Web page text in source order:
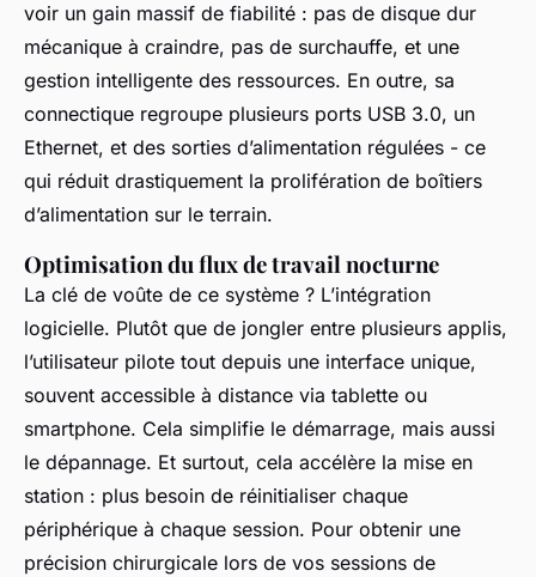
voir un gain massif de fiabilité : pas de disque dur
mécanique à craindre, pas de surchauffe, et une
gestion intelligente des ressources. En outre, sa
connectique regroupe plusieurs ports USB 3.0, un
Ethernet, et des sorties d’alimentation régulées - ce
qui réduit drastiquement la prolifération de boîtiers
d’alimentation sur le terrain.
Optimisation du flux de travail nocturne
La clé de voûte de ce système ? L’intégration
logicielle. Plutôt que de jongler entre plusieurs applis,
l’utilisateur pilote tout depuis une interface unique,
souvent accessible à distance via tablette ou
smartphone. Cela simplifie le démarrage, mais aussi
le dépannage. Et surtout, cela accélère la mise en
station : plus besoin de réinitialiser chaque
périphérique à chaque session. Pour obtenir une
précision chirurgicale lors de vos sessions de